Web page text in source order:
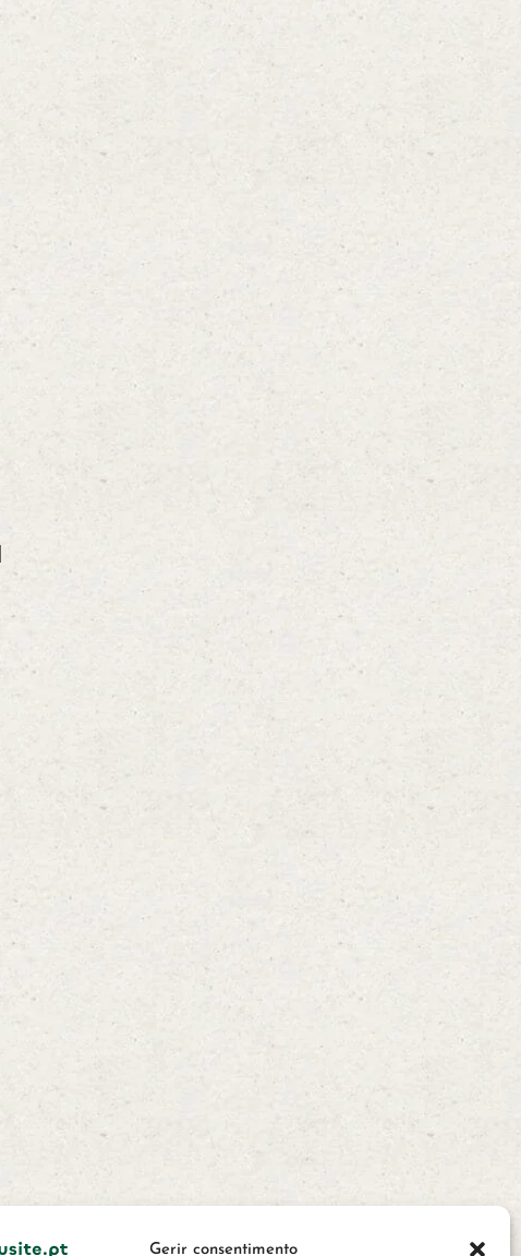
Gerir consentimento
Glossário de